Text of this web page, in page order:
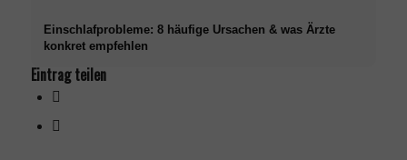
Einschlafprobleme: 8 häufige Ursachen & was Ärzte
konkret empfehlen
Eintrag teilen